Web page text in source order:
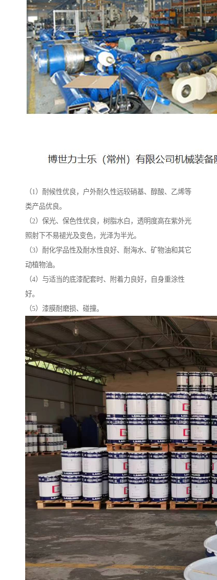
（1）耐候性优良，户外耐久性远较硝基、醇酸、乙烯等
类产品优良。
（2）保光、保色性优良，树脂水白，透明度高在紫外光
照射下不易褪光及变色，光泽为半光。
（3）耐化学品性及耐水性良好、耐海水、矿物油和其它
动植物油。
（4）与适当的底漆配套时、附着力良好，自身重涂性
好。
（5）漆膜耐磨损、碰撞。